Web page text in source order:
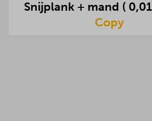
Je winkelwagen is
Wijzig winkelmand
Snijplank+ mand ( 0,01
Copy